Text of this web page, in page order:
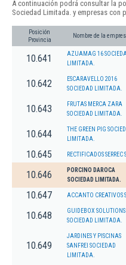
A continuación podrá consultar la
Sociedad Limitada. y empresas con
Posición
Provincia
Nombre de la
10.641
AZUAMAG 16
LIMITADA.
10.642
ESCARAVELLO 2016
SOCIEDAD LIMITADA.
10.643
FRUTAS MERCA ZARA
SOCIEDAD LIMITADA.
10.644
THE GREEN PIG
LIMITADA.
10.645 RECTIFICADOS SERREC
10.646
PORCINO DAROCA
SOCIEDAD LIMITADA.
10.647 ACCANTO CREATIVOS
10.648
GUIDEBOX SOLUTIONS
SOCIEDAD LIMITADA.
10.649
JARDINES Y PISCINAS
SANFREI SOCIEDAD
LIMITADA.